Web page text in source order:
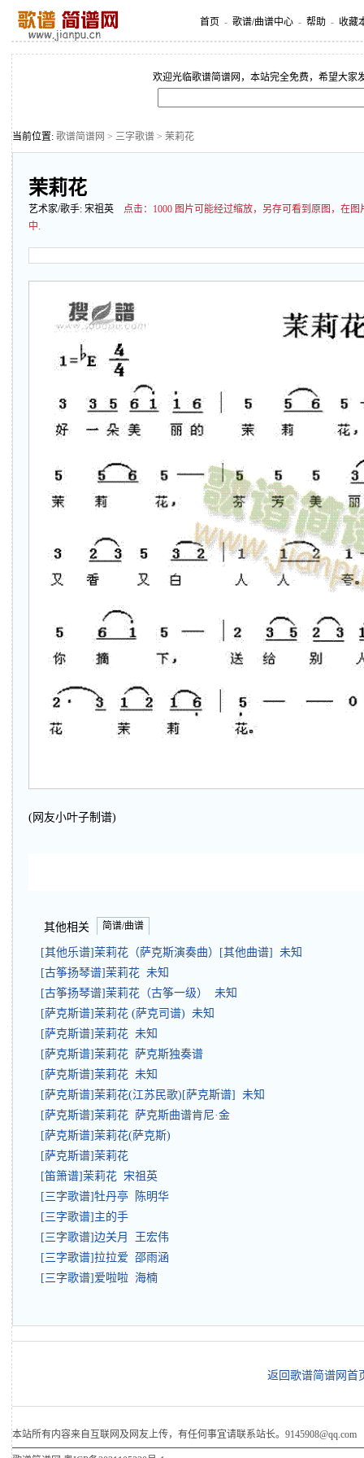
首页 - 歌谱/曲谱中心 - 帮助 - 收藏
欢迎光临歌谱简谱网，本站完全免费，希望大家
当前位置: 歌谱简谱网 > 三字歌谱 > 茉莉花
茉莉花
艺术家/歌手: 宋祖英 点击： 1000 图片可能经过缩放，另存可看到原图，在
中.
(网友小叶子制谱)
其他相关 简谱/曲谱
[其他乐谱]茉莉花（萨克斯演奏曲）[其他曲谱] 未知
[古筝扬琴谱]茉莉花 未知
[古筝扬琴谱]茉莉花（古筝一级） 未知
[萨克斯谱]茉莉花 (萨克司谱) 未知
[萨克斯谱]茉莉花 未知
[萨克斯谱]茉莉花 萨克斯独奏谱
[萨克斯谱]茉莉花 未知
[萨克斯谱]茉莉花(江苏民歌)[萨克斯谱] 未知
[萨克斯谱]茉莉花 萨克斯曲谱肯尼·金
[萨克斯谱]茉莉花(萨克斯)
[萨克斯谱]茉莉花
[笛箫谱]茉莉花 宋祖英
[三字歌谱]牡丹亭 陈明华
[三字歌谱]主的手
[三字歌谱]边关月 王宏伟
[三字歌谱]拉拉爱 邵雨涵
[三字歌谱]爱啦啦 海楠
返回歌谱简谱网首
本站所有内容来自互联网及网友上传，有任何事宜请联系站长。9145908@qq.com